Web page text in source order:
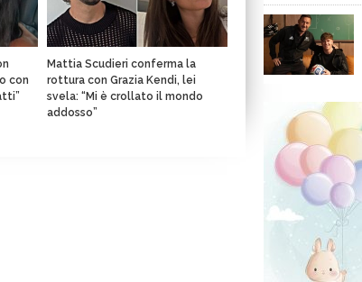
con
Mattia Scudieri conferma la
rottura con Grazia Kendi, lei
svela: “Mi è crollato il mondo
addosso”